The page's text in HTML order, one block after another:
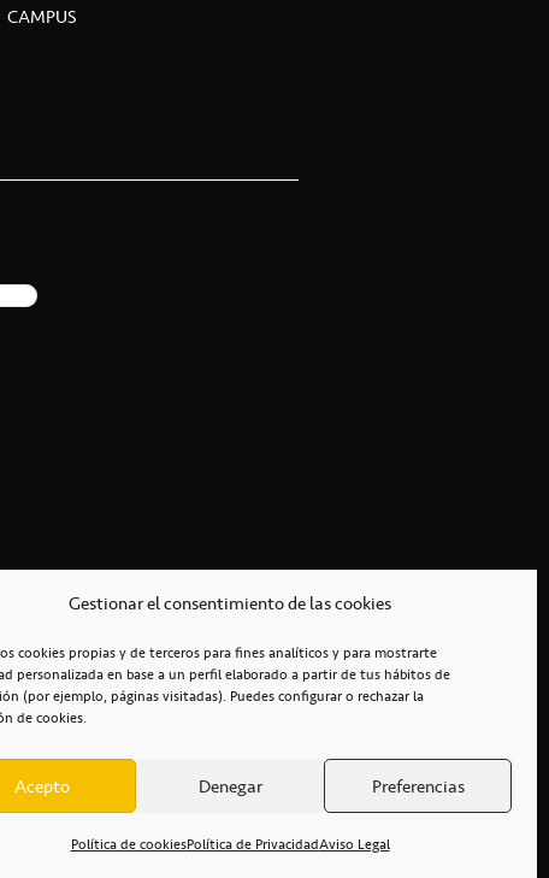
Gestionar el consentimiento de las cookies
cookies propias y de terceros para fines analíticos y para mostrarte
personalizada en base a un perfil elaborado a partir de tus hábitos de
(por ejemplo, páginas visitadas). Puedes configurar o rechazar la
de cookies.
Acepto Denegar Preferencias
Política de cookiesPolítica de PrivacidadAviso Legal
CAMPUS
/ ACCESIBILIDAD